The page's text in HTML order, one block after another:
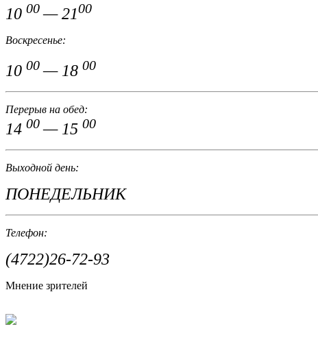
10 00 — 2100
Воскресенье:
10 00 — 18 00
Перерыв на обед:
14 00 — 15 00
Выходной день:
ПОНЕДЕЛЬНИК
Телефон:
(4722)26-72-93
Мнение зрителей